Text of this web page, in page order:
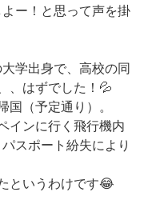
ー！と思って声を掛
学出身で、高校の同
、はずでした！💦
国（予定通り）。
インに行く飛行機内
スポート紛失により
というわけです😂